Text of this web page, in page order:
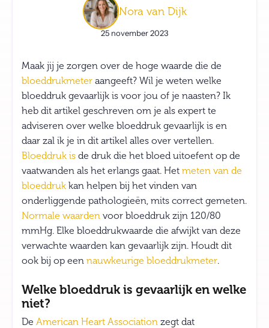
Nora van Dijk
25 november 2023
Maak jij je zorgen over de hoge waarde die de
bloeddrukmeter aangeeft? Wil je weten welke
bloeddruk gevaarlijk is voor jou of je naasten? Ik
heb dit artikel geschreven om je als expert te
adviseren over welke bloeddruk gevaarlijk is en
daar zal ik je in dit artikel alles over vertellen.
Bloeddruk is de druk die het bloed uitoefent op de
vaatwanden als het erlangs gaat. Het meten van de
bloeddruk kan helpen bij het vinden van
onderliggende pathologieën, mits correct gemeten.
Normale waarden voor bloeddruk zijn 120/80
mmHg. Elke bloeddrukwaarde die afwijkt van deze
verwachte waarden kan gevaarlijk zijn. Houdt dit
ook bij op een nauwkeurige bloeddrukmeter.
Welke bloeddruk is gevaarlijk en welke
niet?
De American Heart Association zegt dat